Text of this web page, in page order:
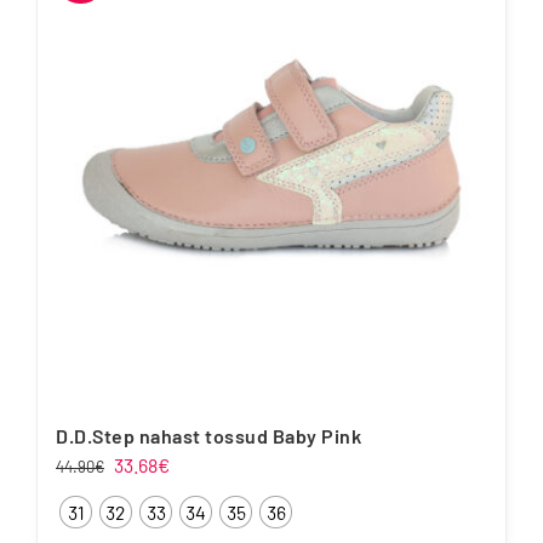
D.D.Step nahast tossud Baby Pink
44.90€ Algne
hind
oli:
33.68€
hind
on:
31 32 33 34 35 36